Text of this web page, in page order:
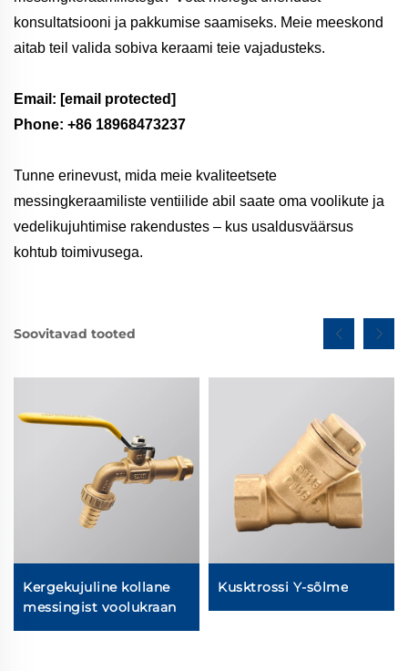
konsultatsiooni ja pakkumise saamiseks. Meie meeskond
aitab teil valida sobiva keraami teie vajadusteks.
Email: [email protected]
Phone: +86 18968473237
Tunne erinevust, mida meie kvaliteetsete
messingkeraamiliste ventiilide abil saate oma voolikute ja
vedelikujuhtimise rakendustes – kus usaldusväärsus
kohtub toimivusega.
Soovitavad tooted
Kergekujuline kollane
messingist voolukraan
Kusktrossi Y-sõlme